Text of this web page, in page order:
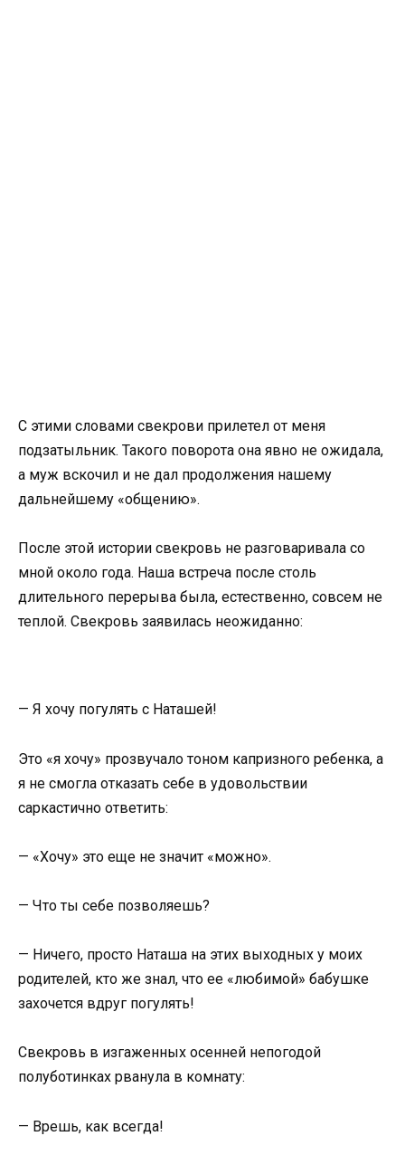
С этими словами свекрови прилетел от меня
подзатыльник. Такого поворота она явно не ожидала,
а муж вскочил и не дал продолжения нашему
дальнейшему «общению».
После этой истории свекровь не разговаривала со
мной около года. Наша встреча после столь
длительного перерыва была, естественно, совсем не
теплой. Свекровь заявилась неожиданно:
— Я хочу погулять с Наташей!
Это «я хочу» прозвучало тоном капризного ребенка, а
я не смогла отказать себе в удовольствии
саркастично ответить:
— «Хочу» это еще не значит «можно».
— Что ты себе позволяешь?
— Ничего, просто Наташа на этих выходных у моих
родителей, кто же знал, что ее «любимой» бабушке
захочется вдруг погулять!
Свекровь в изгаженных осенней непогодой
полуботинках рванула в комнату:
— Врешь, как всегда!